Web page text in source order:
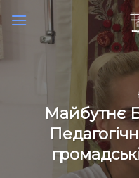
to
content
Майбутнє